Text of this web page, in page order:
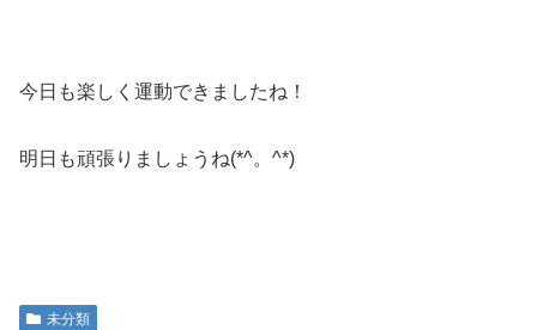
今日も楽しく運動できましたね！
明日も頑張りましょうね(*^。^*)
未分類